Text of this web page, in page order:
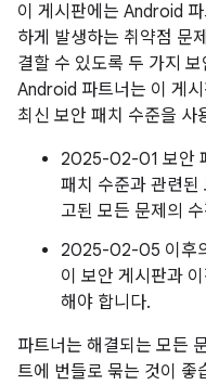
이 게시판에는 Android
하게 발생하는 취약점 문
결할 수 있도록 두 가지
Android 파트너는 이 게
최신 보안 패치 수준을 사
2025-02-01 보안
패치 수준과 관련된
고된 모든 문제의
2025-02-05 이후
이 보안 게시판과
해야 합니다.
파트너는 해결되는 모든
트에 번들로 묶는 것이 좋